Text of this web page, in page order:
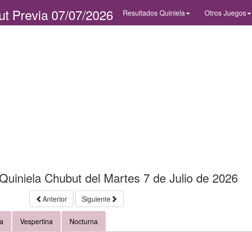
Previa 07/07/2026 Resultados Quiniela Otros Juegos
Chubut del Martes 7 de Julio de 2026
Anterior Siguiente
Vespertina Nocturna